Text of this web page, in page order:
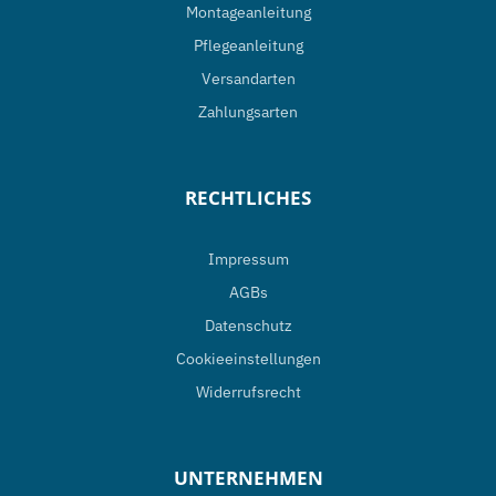
Produktseite
gewählt
werden
Montageanleitung
Pflegeanleitung
Versandarten
Zahlungsarten
RECHTLICHES
Impressum
AGBs
Datenschutz
Cookieeinstellungen
Widerrufsrecht
UNTERNEHMEN